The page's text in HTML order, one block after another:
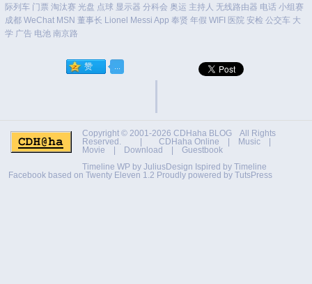
际列车 门票 淘汰赛 光盘 点球 显示器 分科会 奥运 主持人 无线路由器 电话 小组赛
成都 WeChat MSN 董事长 Lionel Messi App 奉贤 年假 WIFI 医院 安检 公交车 大
学 广告 电池 南京路
Copyright © 2001-2026 CDHaha BLOG All Rights
Reserved. | CDHaha Online Music
Movie
Download
Guestbook
Timeline WP by JuliusDesign Ispired by Timeline
Facebook based on Twenty Eleven 1.2 Proudly powered by TutsPress